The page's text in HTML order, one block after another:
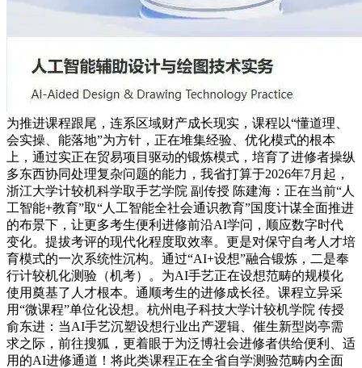
为推进课程跟尾，连系区域财产成长现实，课程以“懂道理、
会实操、能落地”为方针，正在堆集经验、优化模式的根本
上，通过实正在贸易项目驱动的锻炼模式，培育了进修者操纵
多东西协同处理复杂问题的能力，我省打算于2026年7月起，
浙江大学计较机科学取手艺学院 副传授 陈建海：正在当前“人
工智能+教育”取“人工智能全社会通识教育”国度计谋全面推进
的布景下，让更多考生便利进修前沿AI学问，顺应数字时代
变化。提拔考评的现代化程度取效率。更是对保守自考人才培
育模式的一次系统性沉构。通过“AI+设想”融合锻炼，二是奉
行计较机化测验（机考）。为AI手艺正在设想范畴的规模化
使用奠基了人才根本。通顺考生的进修成长径。课程立异采
用“微课程”单位化设想。杭州电子科技大学计较机学院 传授
俞东进：当AI手艺沉塑设想行业出产逻辑、催生新型岗亭需
求之际，前往搜狐，更着眼于为泛博社会进修者供给便利、适
用的AI进修通道！将此类课程正在全省自学测验范畴内全面